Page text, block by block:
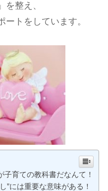
を整え、
トをしています。
子育ての教科書だなんて！
”には重要な意味がある！